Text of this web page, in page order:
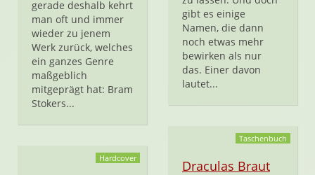
gerade deshalb kehrt
man oft und immer
wieder zu jenem
Werk zurück, welches
ein ganzes Genre
maßgeblich
mitgeprägt hat: Bram
Stokers...
gibt es einige
Namen, die dann
noch etwas mehr
bewirken als nur
das. Einer davon
lautet...
Hardcover
Taschenbuch
Draculas Braut